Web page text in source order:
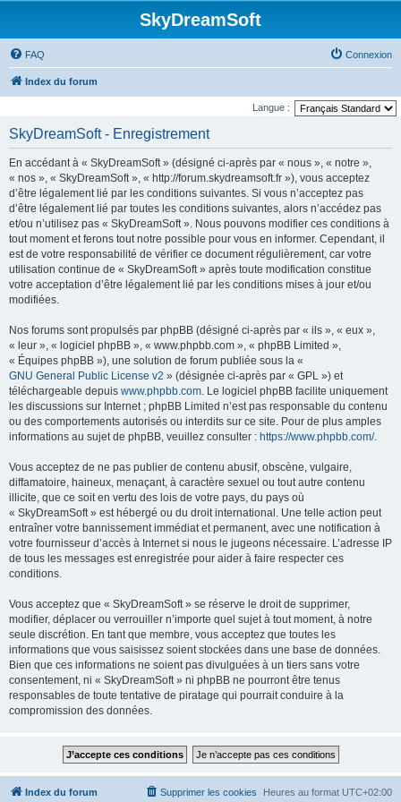
SkyDreamSoft
FAQ Connexion
Index du forum
Langue :
SkyDreamSoft - Enregistrement
En accédant à « SkyDreamSoft » (désigné ci-après par « nous », « notre »,
« nos », « SkyDreamSoft », « http://forum.skydreamsoft.fr »), vous acceptez
d’être légalement lié par les conditions suivantes. Si vous n’acceptez pas
d’être légalement lié par toutes les conditions suivantes, alors n’accédez pas
et/ou n’utilisez pas « SkyDreamSoft ». Nous pouvons modifier ces conditions à
tout moment et ferons tout notre possible pour vous en informer. Cependant, il
est de votre responsabilité de vérifier ce document régulièrement, car votre
utilisation continue de « SkyDreamSoft » après toute modification constitue
votre acceptation d’être légalement lié par les conditions mises à jour et/ou
modifiées.
Nos forums sont propulsés par phpBB (désigné ci-après par « ils », « eux »,
« leur », « logiciel phpBB », « www.phpbb.com », « phpBB Limited »,
« Équipes phpBB »), une solution de forum publiée sous la «
GNU General Public License v2 » (désignée ci-après par « GPL ») et
téléchargeable depuis www.phpbb.com. Le logiciel phpBB facilite uniquement
les discussions sur Internet ; phpBB Limited n’est pas responsable du contenu
ou des comportements autorisés ou interdits sur ce site. Pour de plus amples
informations au sujet de phpBB, veuillez consulter : https://www.phpbb.com/.
Vous acceptez de ne pas publier de contenu abusif, obscène, vulgaire,
diffamatoire, haineux, menaçant, à caractère sexuel ou tout autre contenu
illicite, que ce soit en vertu des lois de votre pays, du pays où
« SkyDreamSoft » est hébergé ou du droit international. Une telle action peut
entraîner votre bannissement immédiat et permanent, avec une notification à
votre fournisseur d’accès à Internet si nous le jugeons nécessaire. L’adresse IP
de tous les messages est enregistrée pour aider à faire respecter ces
conditions.
Vous acceptez que « SkyDreamSoft » se réserve le droit de supprimer,
modifier, déplacer ou verrouiller n’importe quel sujet à tout moment, à notre
seule discrétion. En tant que membre, vous acceptez que toutes les
informations que vous saisissez soient stockées dans une base de données.
Bien que ces informations ne soient pas divulguées à un tiers sans votre
consentement, ni « SkyDreamSoft » ni phpBB ne pourront être tenus
responsables de toute tentative de piratage qui pourrait conduire à la
compromission des données.
Index du forum Heures au format UTC+02:00
Supprimer les cookies